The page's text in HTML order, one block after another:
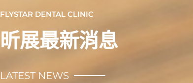
FLYSTAR DENTAL CLINIC
昕展最新消息
LATEST NEWS